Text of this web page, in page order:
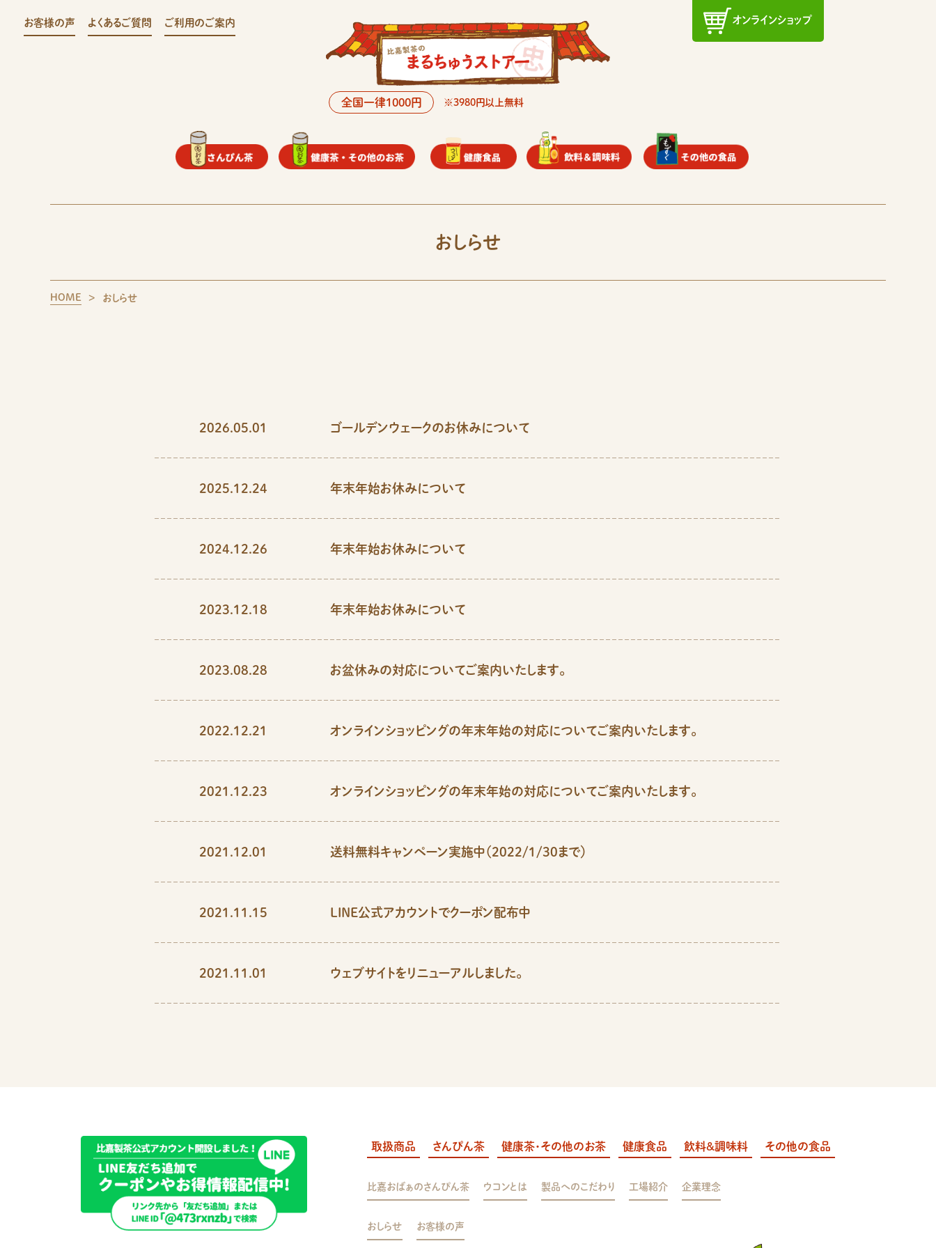
お客様の声 よくあるご質問 ご利用のご案内 オンラインショップ
全国一律1000円 ※3980円以上無料
おしらせ
HOME おしらせ
2026.05.01 ゴールデンウェークのお休みについて
2025.12.24 年末年始お休みについて
2024.12.26 年末年始お休みについて
2023.12.18 年末年始お休みについて
2023.08.28 お盆休みの対応についてご案内いたします。
2022.12.21 オンラインショッピングの年末年始の対応についてご案内いたします。
2021.12.23 オンラインショッピングの年末年始の対応についてご案内いたします。
2021.12.01 送料無料キャンペーン実施中（2022/1/30まで）
2021.11.15 LINE公式アカウントでクーポン配布中
2021.11.01 ウェブサイトをリニューアルしました。
取扱商品 さんぴん茶 健康茶・その他のお茶 健康食品 飲料&調味料 その他の食品
比嘉おばぁのさんぴん茶 ウコンとは 製品へのこだわり 工場紹介 企業理念
おしらせ お客様の声